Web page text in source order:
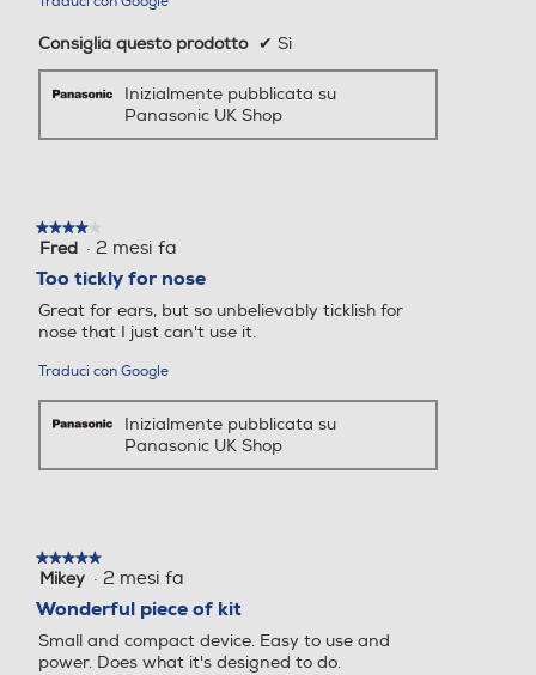
Facile da pulire
Per una miglior igiene, il trimmer può essere
facilmente pulito sotto l'acqua corrente. Lo
speciale sistema di pulizia aspira l'acqua da
profonda.
Altezza-mm Altezza-mm
Profondità-mm
Autonomia-min Autonomia-min
Accessori in dotazione
Consiglia questo prodotto ✔ Sì
Inizialmente pubblicata su
Panasonic UK Shop
★★★★★
★★★★★
4
5
stelle.
Fred · 2 mesi fa
Too tickly for nose
Great for ears, but so unbelievably ticklish for
nose that I just can't use it.
Traduci con Google
Inizialmente pubblicata su
Panasonic UK Shop
★★★★★
★★★★★
5
5
stelle.
Mikey · 2 mesi fa
Wonderful piece of kit
Small and compact device. Easy to use and
power. Does what it's designed to do.